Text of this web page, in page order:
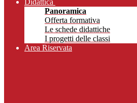
Didattica
Panoramica
Offerta formativa
Le schede didattiche
I progetti delle classi
Area Riservata